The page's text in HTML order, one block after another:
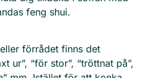
feng shui.
förrådet finns det
ur”, “för stor”, “tröttnat på”,